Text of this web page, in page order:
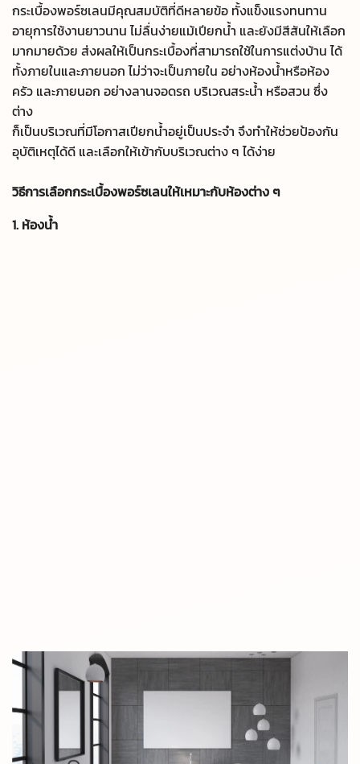
กระเบื้องพอร์ซเลนมีคุณสมบัติที่ดีหลายข้อ ทั้งแข็งแรงทนทาน
อายุการใช้งานยาวนาน ไม่ลื่นง่ายแม้เปียกน้ำ และยังมีสีสันให้เลือก
มากมายด้วย ส่งผลให้เป็นกระเบื้องที่สามารถใช้ในการแต่งบ้าน ได้
ทั้งภายในและภายนอก ไม่ว่าจะเป็นภายใน อย่างห้องน้ำหรือห้อง
ครัว และภายนอก อย่างลานจอดรถ บริเวณสระน้ำ หรือสวน ซึ่ง
ต่าง
ก็เป็นบริเวณที่มีโอกาสเปียกน้ำอยู่เป็นประจำ จึงทำให้ช่วยป้องกัน
อุบัติเหตุได้ดี และเลือกให้เข้ากับบริเวณต่าง ๆ ได้ง่าย
วิธีการเลือกกระเบื้องพอร์ซเลนให้เหมาะกับห้องต่าง ๆ
1. ห้องน้ำ